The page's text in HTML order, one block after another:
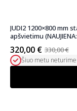
JUDI2 1200×800 mm
apšvietimu
330,00€
Pradinė
kaina
320,00 €
Dabartinė
kainaŠiuo metu neturime